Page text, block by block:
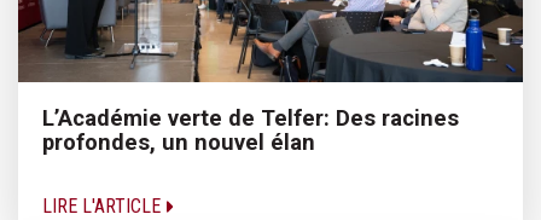
L’Académie verte de Telfer: Des racines
profondes, un nouvel élan
LIRE L'ARTICLE